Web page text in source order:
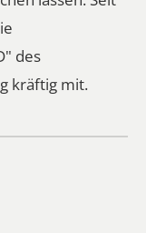
des
kräftig mit.